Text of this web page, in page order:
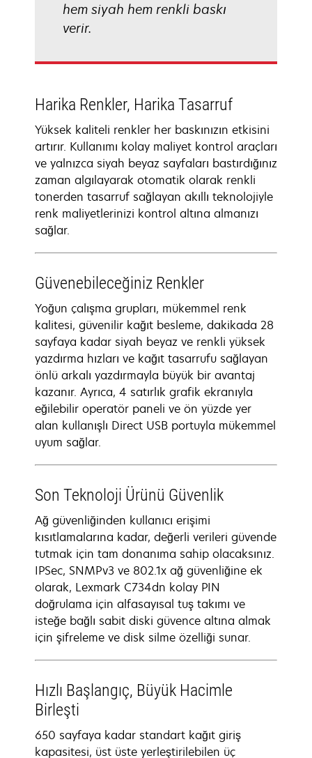
hem siyah hem renkli baskı
verir.
Harika Renkler, Harika Tasarruf
Yüksek kaliteli renkler her baskınızın etkisini
artırır. Kullanımı kolay maliyet kontrol araçları
ve yalnızca siyah beyaz sayfaları bastırdığınız
zaman algılayarak otomatik olarak renkli
tonerden tasarruf sağlayan akıllı teknolojiyle
renk maliyetlerinizi kontrol altına almanızı
sağlar.
Güvenebileceğiniz Renkler
Yoğun çalışma grupları, mükemmel renk
kalitesi, güvenilir kağıt besleme, dakikada 28
sayfaya kadar siyah beyaz ve renkli yüksek
yazdırma hızları ve kağıt tasarrufu sağlayan
önlü arkalı yazdırmayla büyük bir avantaj
kazanır. Ayrıca, 4 satırlık grafik ekranıyla
eğilebilir operatör paneli ve ön yüzde yer
alan kullanışlı Direct USB portuyla mükemmel
uyum sağlar.
Son Teknoloji Ürünü Güvenlik
Ağ güvenliğinden kullanıcı erişimi
kısıtlamalarına kadar, değerli verileri güvende
tutmak için tam donanıma sahip olacaksınız.
IPSec, SNMPv3 ve 802.1x ağ güvenliğine ek
olarak, Lexmark C734dn kolay PIN
doğrulama için alfasayısal tuş takımı ve
isteğe bağlı sabit diski güvence altına almak
için şifreleme ve disk silme özelliği sunar.
Hızlı Başlangıç, Büyük Hacimle
Birleşti
650 sayfaya kadar standart kağıt giriş
kapasitesi, üst üste yerleştirilebilen üç